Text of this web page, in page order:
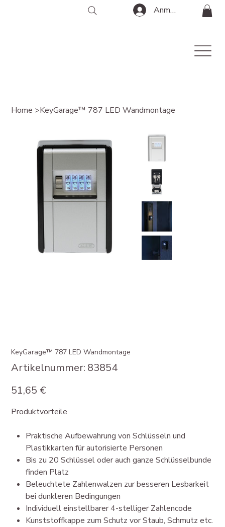
Anmelden
Home >KeyGarage™ 787 LED Wandmontage
KeyGarage™ 787 LED Wandmontage
Artikelnummer:
Artikelnummer:
83854
83854
51,65 €
Produktvorteile
Praktische Aufbewahrung von Schlüsseln und
Plastikkarten für autorisierte Personen
Bis zu 20 Schlüssel oder auch ganze Schlüsselbunde
finden Platz
Beleuchtete Zahlenwalzen zur besseren Lesbarkeit
bei dunkleren Bedingungen
Individuell einstellbarer 4-stelliger Zahlencode
Kunststoffkappe zum Schutz vor Staub, Schmutz etc.